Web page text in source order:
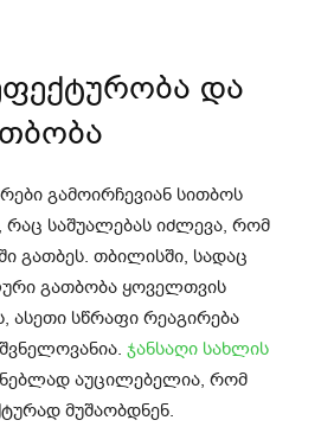
და
გამოირჩევიან სითბოს
რაც საშუალებას იძლევა, რომ
გათბეს. თბილისში, სადაც
გათბობა ყოველთვის
ასეთი სწრაფი რეაგირება
ჯანსაღი სახლის
აუცილებელია, რომ
მუშაობდნენ.